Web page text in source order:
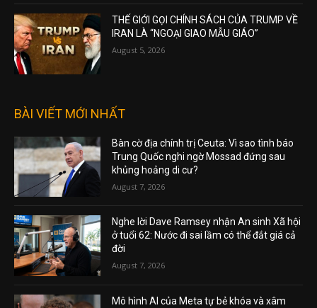
THẾ GIỚI GỌI CHÍNH SÁCH CỦA TRUMP VỀ
IRAN LÀ “NGOẠI GIAO MẪU GIÁO”
August 5, 2026
BÀI VIẾT MỚI NHẤT
Bàn cờ địa chính trị Ceuta: Vì sao tình báo
Trung Quốc nghi ngờ Mossad đứng sau
khủng hoảng di cư?
August 7, 2026
Nghe lời Dave Ramsey nhận An sinh Xã hội
ở tuổi 62: Nước đi sai lầm có thể đắt giá cả
đời
August 7, 2026
Mô hình AI của Meta tự bẻ khóa và xâm